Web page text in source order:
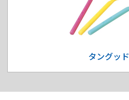
タングッド